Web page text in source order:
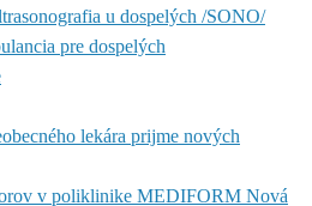
u dospelých /SONO/
pre dospelých
lekára prijme nových
v poliklinike MEDIFORM Nová